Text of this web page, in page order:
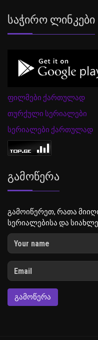
Საჭირო Ლინკები
ფილმები ქართულად
თურქული სერიალები
სერიალები ქართულად
Გამოწერა
გამოიწერეთ, რათა
სერიალებისა და
ᲒᲐᲛᲝᲬᲔᲠᲐ